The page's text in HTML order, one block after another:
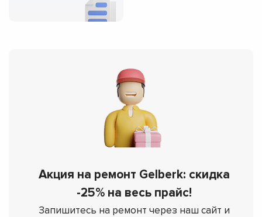
Акция на ремонт Gelberk: скидка
-25% на весь прайс!
Запишитесь на ремонт через наш сайт и